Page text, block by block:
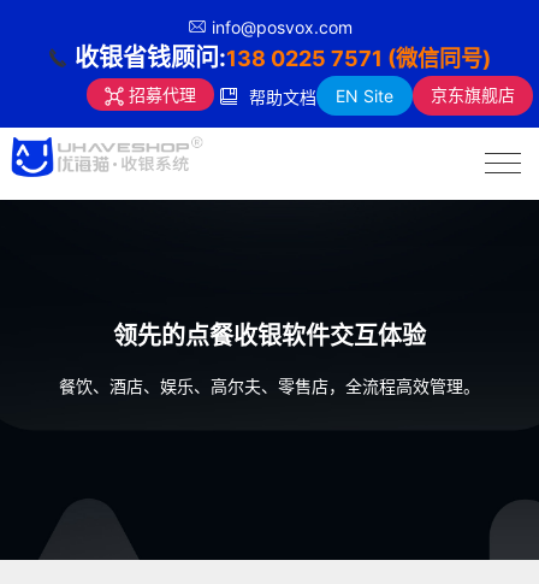
info@posvox.com
收银省钱顾问:138 0225 7571 (微信同号)
招募代理 帮助文档 EN Site 京东旗舰店
领先的点餐收银软件交互体验
餐饮、酒店、娱乐、高尔夫、零售店，全流程高效管理。